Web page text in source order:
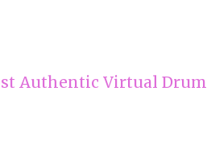
Authentic Virtual Drum